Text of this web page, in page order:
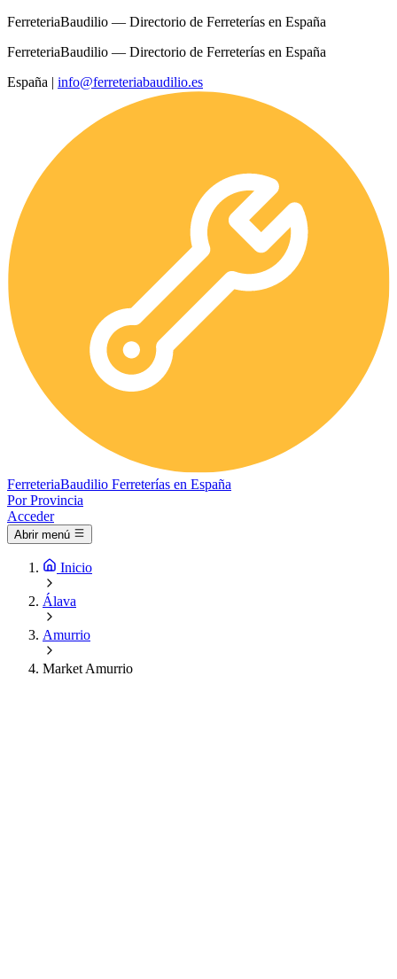
FerreteriaBaudilio — Directorio de Ferreterías en España
FerreteriaBaudilio — Directorio de Ferreterías en España
España | info@ferreteriabaudilio.es
FerreteriaBaudilio Ferreterías en España
Por Provincia
Acceder
Abrir menú
Inicio
Álava
Amurrio
Market Amurrio